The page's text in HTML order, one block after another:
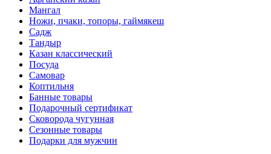
Мангал
Ножи, пчаки, топоры, гаймякеш
Садж
Тандыр
Казан классический
Посуда
Самовар
Коптильня
Банные товары
Подарочный сертификат
Сковорода чугунная
Сезонные товары
Подарки для мужчин